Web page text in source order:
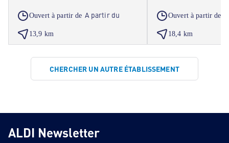
Ouvert à partir de A partir du
13,9 km
Ouvert à partir de
18,4 km
CHERCHER UN AUTRE ÉTABLISSEMENT
ALDI Newsletter